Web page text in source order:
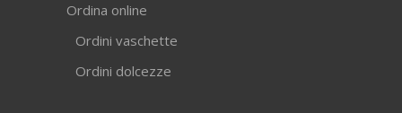
Ordina online
Ordini vaschette
Ordini dolcezze